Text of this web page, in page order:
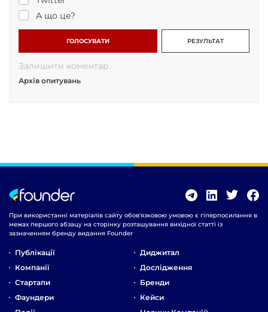
А що це?
ГОЛОСУВАТИ РЕЗУЛЬТАТ
Залишити коментар
Архів опитувань
При використанні матеріалів сайту обов'язковою умовою є гіперпосилання в
межах першого абзацу на сторінку розташування вихідної статті із
зазначенням бренду видання Founder
Публікації
Компанії
Стартапи
Фаундери
Диджитал
Дослідження
Бренди
Кейси